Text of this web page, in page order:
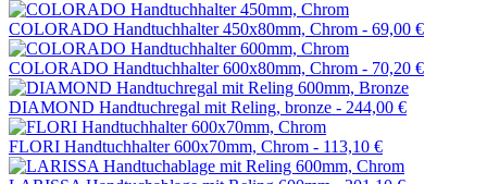
COLORADO Handtuchhalter 450x80mm, Chrom - 69,00 €
COLORADO Handtuchhalter 600x80mm, Chrom - 70,20 €
DIAMOND Handtuchregal mit Reling, bronze - 244,00 €
FLORI Handtuchhalter 600x70mm, Chrom - 113,10 €